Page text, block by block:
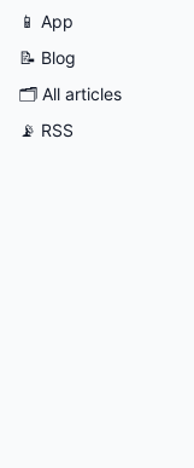
📱 App
📝 Blog
🗂 All articles
📡 RSS